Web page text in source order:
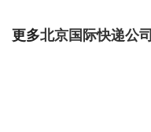
更多北京国际快递公司